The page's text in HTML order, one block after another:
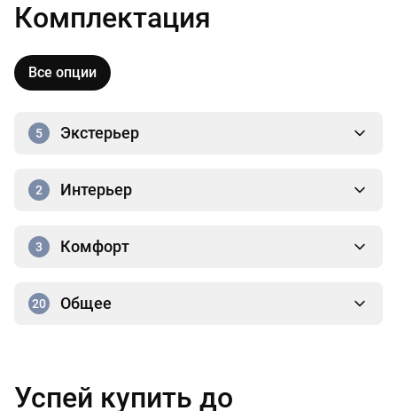
Комплектация
Все опции
5 Экстерьер
2 Интерьер
3 Комфорт
20 Общее
Успей купить до